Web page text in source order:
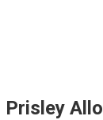
Prisley